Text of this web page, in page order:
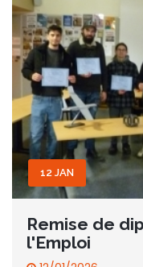
12 JAN
Remise de
l'Emploi